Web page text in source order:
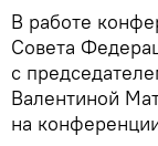
В работе
Совета
с
Валентиной
на